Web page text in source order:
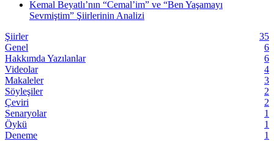
Kemal Beyatlı’nın “Cemal’im” ve “Ben Yaşamayı
Sevmiştim” Şiirlerinin Analizi
Şiirler
35
Genel
6
Hakkımda Yazılanlar
6
Videolar
4
Makaleler
3
Söyleşiler
2
Çeviri
2
Senaryolar
1
Öykü
1
Deneme
1